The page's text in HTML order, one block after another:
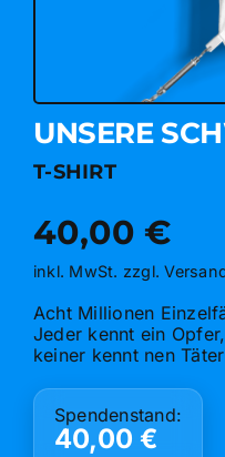
UNSERE
T-SHIRT
40,00 €
inkl. MwSt. zzgl.
Acht Millionen
Jeder kennt ein Opfer,
keiner kennt nen Täter
Spendenstand:
40,00€